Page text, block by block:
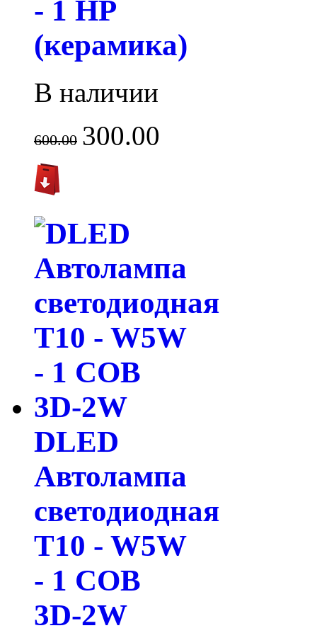
- 1 HP
(керамика)
В наличии
600.00 300.00
DLED
Автолампа
светодиодная
T10 - W5W
- 1 COB
3D-2W